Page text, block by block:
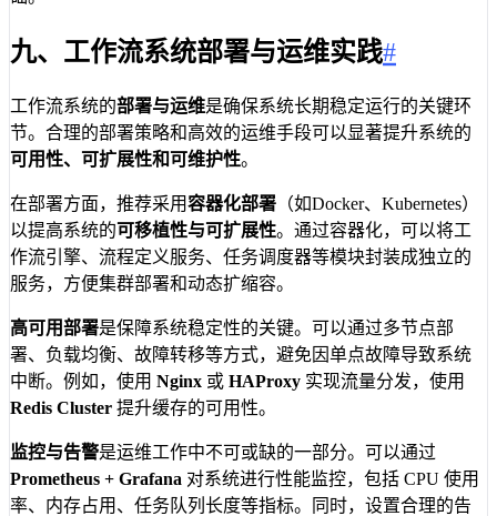
九、工作流系统部署与运维实践#
工作流系统的部署与运维是确保系统长期稳定运行的关键环
节。合理的部署策略和高效的运维手段可以显著提升系统的
可用性、可扩展性和可维护性。
在部署方面，推荐采用容器化部署 （如Docker、Kubernetes）
以提高系统的可移植性与可扩展性。通过容器化，可以将工
作流引擎、流程定义服务、任务调度器等模块封装成独立的
服务，方便集群部署和动态扩缩容。
高可用部署是保障系统稳定性的关键。可以通过多节点部
署、负载均衡、故障转移等方式，避免因单点故障导致系统
中断。例如，使用 Nginx 或 HAProxy 实现流量分发，使用
Redis Cluster 提升缓存的可用性。
监控与告警是运维工作中不可或缺的一部分。可以通过
Prometheus + Grafana 对系统进行性能监控，包括 CPU 使用
率、内存占用、任务队列长度等指标。同时，设置合理的告